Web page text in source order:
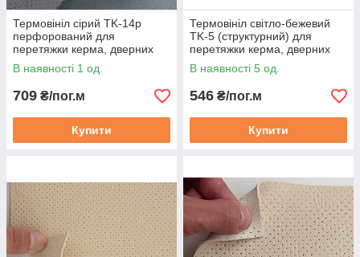
Термовініл сірий TK-14p
перфорований для
перетяжки керма, дверних
карт, панелей на каучуковій
основі
В наявності 1 од.
709 ₴/пог.м
Купити
Термовініл світло-бежевий
TK-5 (структурний) для
перетяжки керма, дверних
карт, стійок на каучуковій
основі
В наявності 5 од.
546 ₴/пог.м
Купити